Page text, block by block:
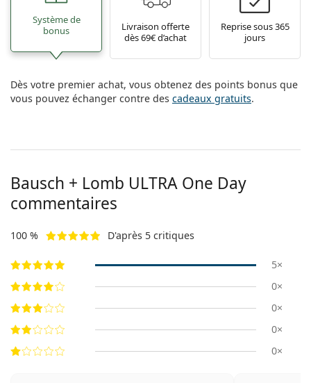
Système de
bonus
Livraison offerte
dès 69€ d’achat
Reprise sous 365
jours
Dès votre premier achat, vous obtenez des points bonus que
vous pouvez échanger contre des cadeaux gratuits.
Bausch + Lomb ULTRA One Day
commentaires
100 % D'après 5 critiques
5×
0×
0×
0×
0×